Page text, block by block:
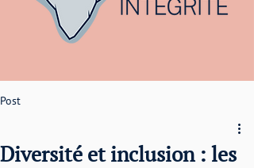
Post
Diversité et inclusion : les